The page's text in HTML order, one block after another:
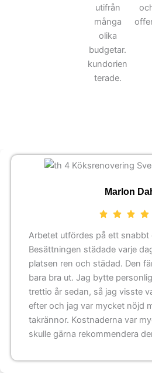
utifrån
många
olika
budgetar.
kundorien
terade.
Marlon
Arbetet utfördes på ett
Besättningen städade varje
platsen ren och städad. Den
bara bra ut. Jag bytte
trettio år sedan, så jag visste
efter och jag var mycket nöjd
takrännor. Kostnaderna var
skulle gärna rekommendera